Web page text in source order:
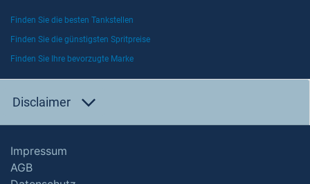
Finden Sie die besten Tankstellen
Finden Sie die günstigsten Spritpreise
Finden Sie Ihre bevorzugte Marke
Disclaimer
Impressum
AGB